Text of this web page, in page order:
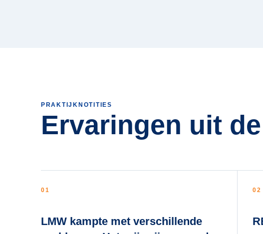
PRAKTIJKNOTITIES
Ervaringen uit
01
LMW kampte met verschillende
02